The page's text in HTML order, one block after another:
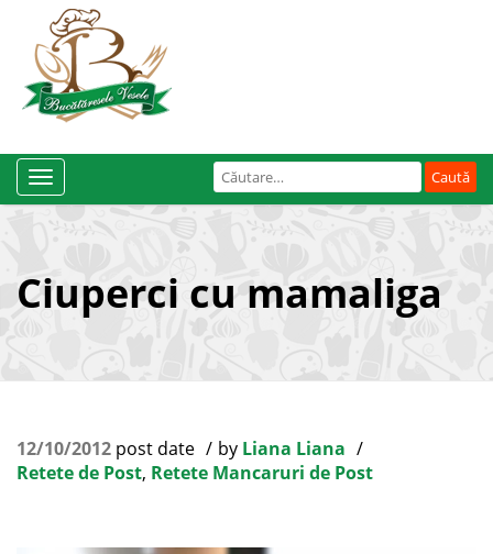
Caută
după:
Toggle
Navigation
Ciuperci cu mamaliga
12/10/2012 post date by Liana Liana
Retete de Post, Retete Mancaruri de Post